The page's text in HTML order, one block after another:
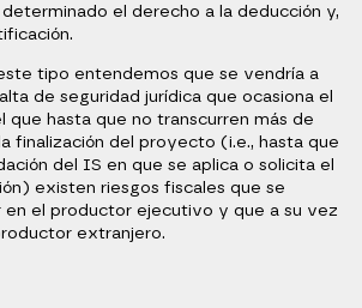
el derecho a la deducción y,
tipo entendemos que se vendría a
de seguridad jurídica que ocasiona el
que hasta que no transcurren más de
finalización del proyecto (i.e., hasta que
del IS en que se aplica o solicita el
existen riesgos fiscales que se
en el productor ejecutivo y que a su vez
extranjero.